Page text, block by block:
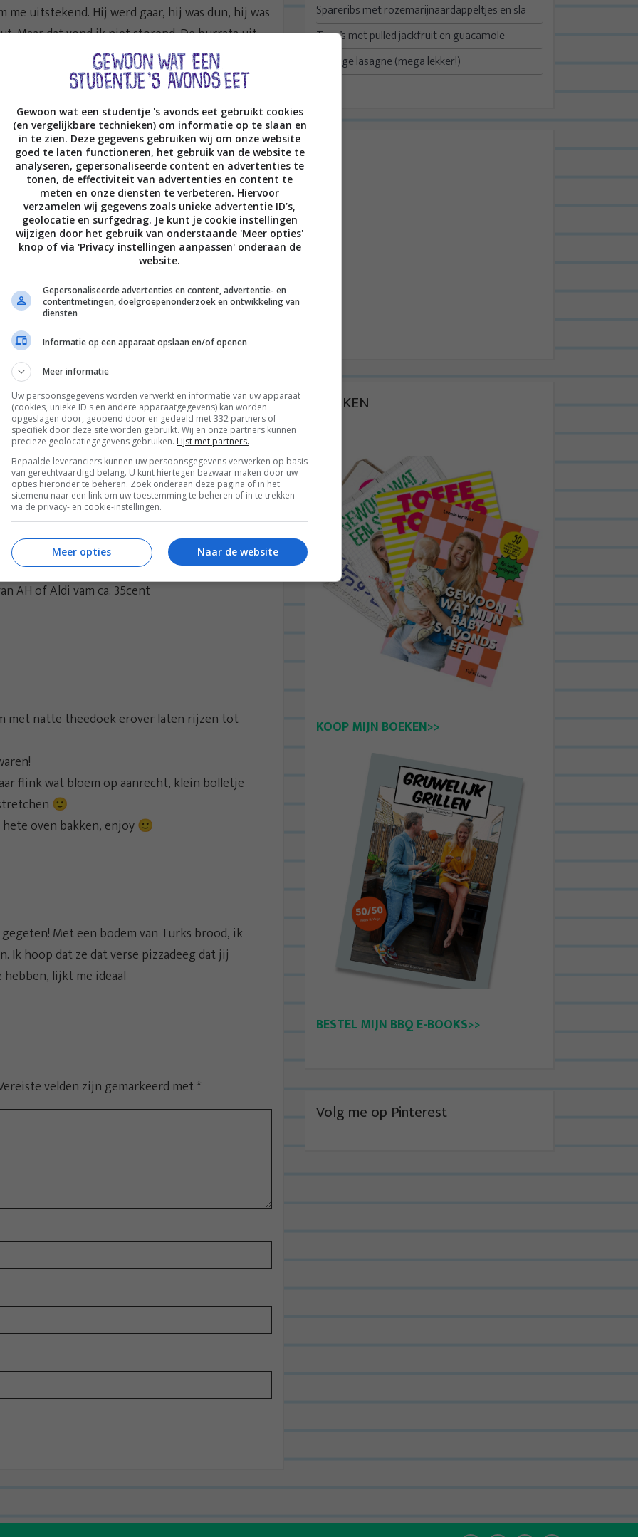
me uitstekend. Hij werd gaar, hij was dun, hij was
Maar dat vond ik niet storend. De burrata uit
het niet bij echte burrata. Niet te vaak eten
niet-geweldige smaak en dat is echt zonde.
wel weer groentes, goed?
INSTAGRAM, een van de 11.000 die kijken
FACEBOOK:D.
ETEN?
eerste boekzijn er al meer dan 10.000
vinden in de boekhandel, bij Bruna, Albert
burrata en basilicum”
AH of Aldi vam ca. 35cent
met natte theedoek erover laten rijzen tot
flink wat bloem op aanrecht, klein bolletje
🙂
oven bakken, enjoy 🙂
Met een bodem van Turks brood, ik
Ik hoop dat ze dat verse pizzadeeg dat jij
lijkt me ideaal
velden zijn gemarkeerd met*
Spareribs met rozemarijnaardappeltjes en sla
Taco’s met pulled jackfruit en guacamole
Kruidige lasagne (mega lekker!)
BOEKEN
KOOP MIJN BOEKEN>>
BESTEL MIJN BBQ E-BOOKS>>
Volg me op Pinterest
Gewoon wat een studentje 's avonds eet gebruikt cookies
(en vergelijkbare technieken) om informatie op te slaan en
in te zien. Deze gegevens gebruiken wij om onze website
goed te laten functioneren, het gebruik van de website te
analyseren, gepersonaliseerde content en advertenties te
tonen, de effectiviteit van advertenties en content te
meten en onze diensten te verbeteren. Hiervoor
verzamelen wij gegevens zoals unieke advertentie ID’s,
geolocatie en surfgedrag. Je kunt je cookie instellingen
wijzigen door het gebruik van onderstaande 'Meer opties'
knop of via 'Privacy instellingen aanpassen' onderaan de
website.
Gepersonaliseerde advertenties en content, advertentie- en
contentmetingen, doelgroepenonderzoek en ontwikkeling van
diensten
Informatie op een apparaat opslaan en/of openen
Meer informatie
Uw persoonsgegevens worden verwerkt en informatie van uw apparaat
(cookies, unieke ID's en andere apparaatgegevens) kan worden
opgeslagen door, geopend door en gedeeld met 332 partners of
specifiek door deze site worden gebruikt. Wij en onze partners kunnen
precieze geolocatiegegevens gebruiken. Lijst met partners.
Bepaalde leveranciers kunnen uw persoonsgegevens verwerken op basis
van gerechtvaardigd belang. U kunt hiertegen bezwaar maken door uw
opties hieronder te beheren. Zoek onderaan deze pagina of in het
sitemenu naar een link om uw toestemming te beheren of in te trekken
via de privacy- en cookie-instellingen.
Naar de website
Meer opties